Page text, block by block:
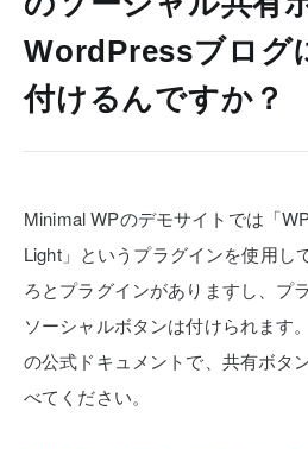
WordPressブログ
付けるんですか？
Minimal WPのデモサイトでは「
Light」というプラグインを使用し
ろとプラグインがありますし、プ
ソーシャルボタンは付けられます。
の公式ドキュメントで、共有ボタ
べてください。